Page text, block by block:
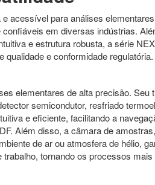
acessível para análises
em diversas indústrias.
e estrutura robusta, a série
e conformidade regulatória.
elementares de alta precisão. Seu
semicondutor, resfriado
e eficiente, facilitando a
Além disso, a câmara de
de ar ou atmosfera de hélio,
tornando os processos mais